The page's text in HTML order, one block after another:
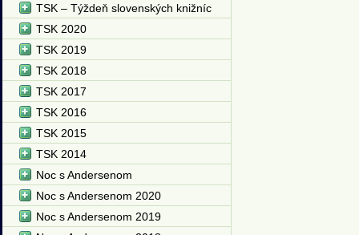
TSK – Týždeň slovenských knižníc
TSK 2020
TSK 2019
TSK 2018
TSK 2017
TSK 2016
TSK 2015
TSK 2014
Noc s Andersenom
Noc s Andersenom 2020
Noc s Andersenom 2019